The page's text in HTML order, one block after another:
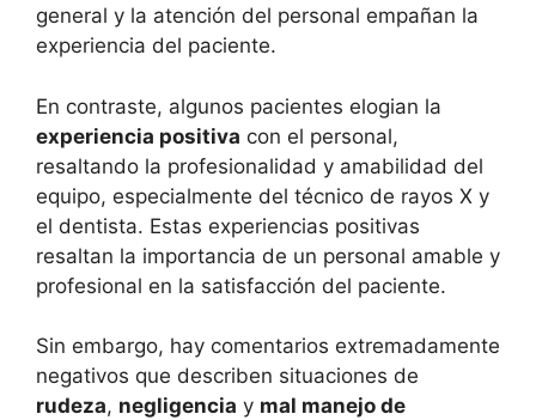
general y la atención del personal empañan la
experiencia del paciente.
En contraste, algunos pacientes elogian la
experiencia positiva con el personal,
resaltando la profesionalidad y amabilidad del
equipo, especialmente del técnico de rayos X y
el dentista. Estas experiencias positivas
resaltan la importancia de un personal amable y
profesional en la satisfacción del paciente.
Sin embargo, hay comentarios extremadamente
negativos que describen situaciones de
rudeza, negligencia y mal manejo de